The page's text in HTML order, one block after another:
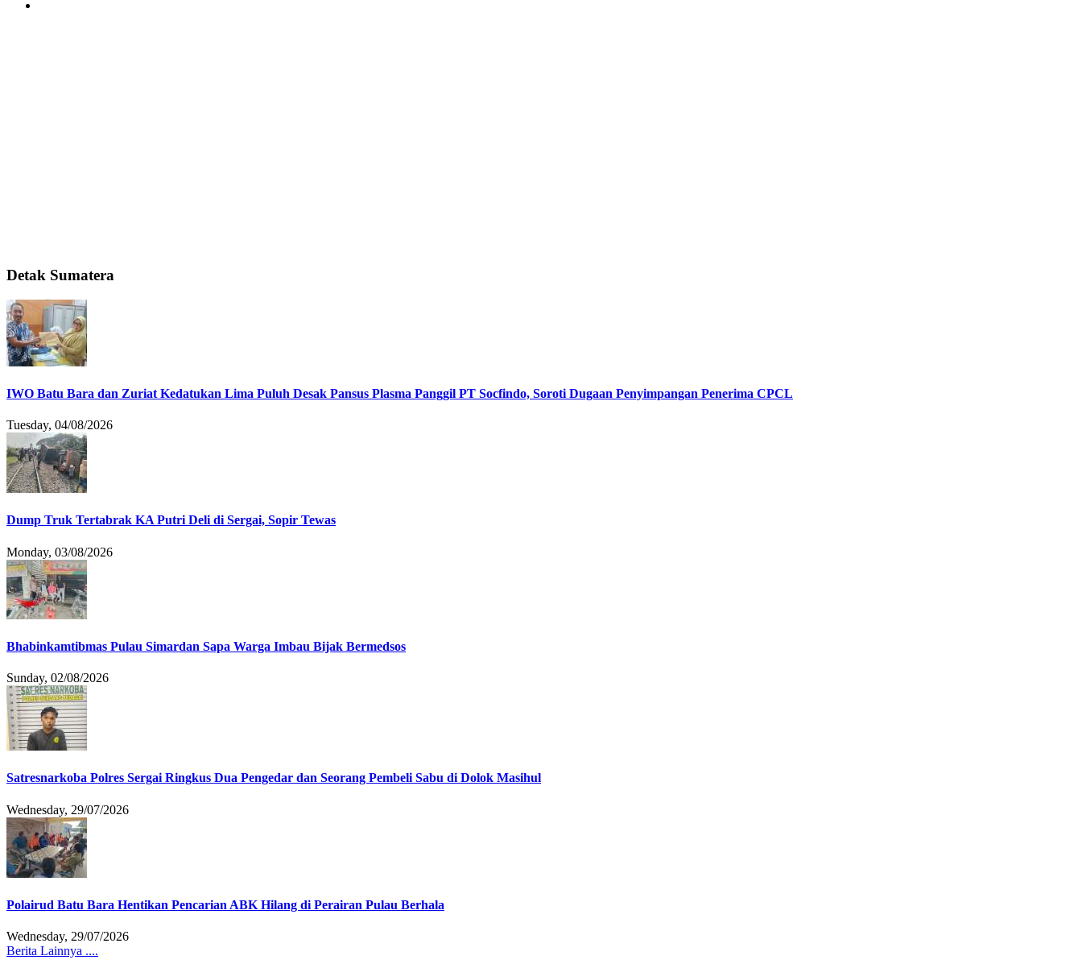
Detak Sumatera
IWO Batu Bara dan Zuriat Kedatukan Lima Puluh Desak Pansus Plasma Panggil PT Socfindo, Soroti Dugaan Penyimpangan Penerima CPCL
Tuesday, 04/08/2026
Dump Truk Tertabrak KA Putri Deli di Sergai, Sopir Tewas
Monday, 03/08/2026
Bhabinkamtibmas Pulau Simardan Sapa Warga Imbau Bijak Bermedsos
Sunday, 02/08/2026
Satresnarkoba Polres Sergai Ringkus Dua Pengedar dan Seorang Pembeli Sabu di Dolok Masihul
Wednesday, 29/07/2026
Polairud Batu Bara Hentikan Pencarian ABK Hilang di Perairan Pulau Berhala
Wednesday, 29/07/2026
Berita Lainnya ....